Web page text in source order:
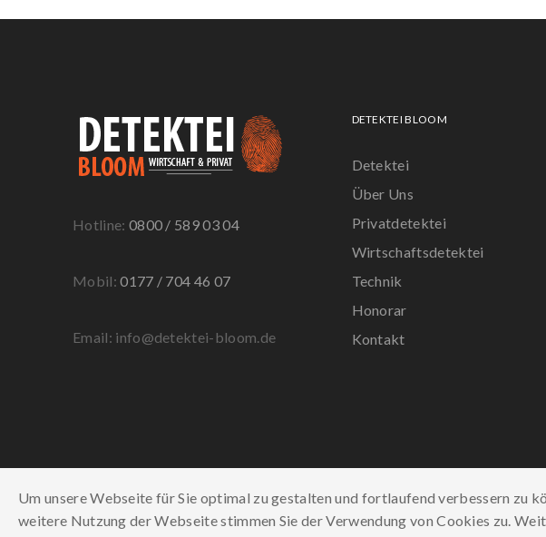
Hotline: 0800 / 589 03 04
Mobil:0177 / 704 46 07
Email: info@detektei-bloom.de
DETEKTEI BLOOM
Detektei
Über Uns
Privatdetektei
Wirtschaftsdetektei
Technik
Honorar
Kontakt
Um unsere Webseite für Sie optimal zu gestalten und fortlaufend verbessern zu
weitere Nutzung der Webseite stimmen Sie der Verwendung von Cookies zu.